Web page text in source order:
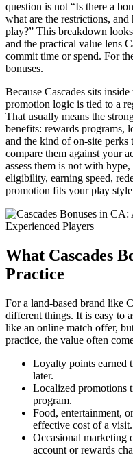
question is not “Is there a
what are the restrictions,
play?” This breakdown
and the practical value lens
commit time or spend. For
bonuses.
Because Cascades sits
promotion logic is tied to a
That usually means the
benefits: rewards programs,
and the kind of on-site
compare them against your
assess them is not with
eligibility, earning speed,
promotion fits your play
What Cascades
Practice
For a land-based brand like
different things. It is easy to
like an online match offer,
practice, the value often
Loyalty points earned
later.
Localized promotions
program.
Food, entertainment,
effective cost of a visit.
Occasional marketing
account or rewards